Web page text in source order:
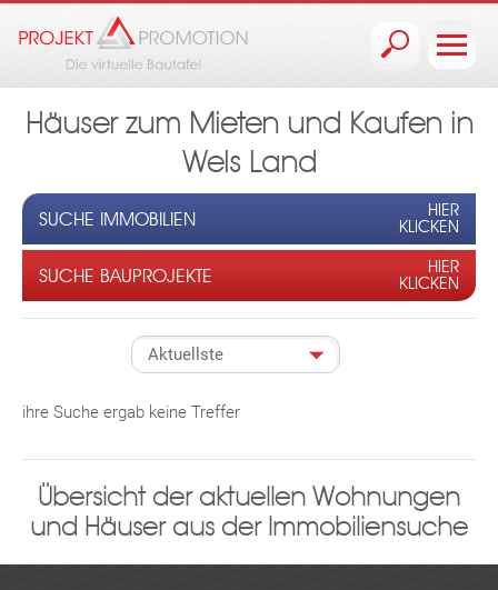
Häuser zum Mieten und Kaufen in
Wels Land
SUCHE IMMOBILIEN
HIER
KLICKEN
SUCHE BAUPROJEKTE
HIER
KLICKEN
ihre Suche ergab keine Treffer
Übersicht der aktuellen Wohnungen
und Häuser aus der Immobiliensuche